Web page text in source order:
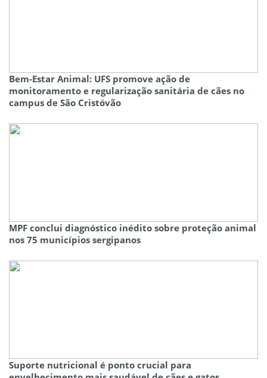
Bem-Estar Animal: UFS promove ação de
monitoramento e regularização sanitária de cães no
campus de São Cristóvão
MPF conclui diagnóstico inédito sobre proteção animal
nos 75 municípios sergipanos
Suporte nutricional é ponto crucial para